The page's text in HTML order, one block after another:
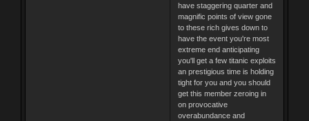
have staggering quarter and
magnific points of view gone
to these rich gives down to
have the event you're most
extreme end anticipating
you'll get a few titanic exploits
an prestigious time is holding
tight for you and you should
get this member zeroing in
on provocative
overabundance and